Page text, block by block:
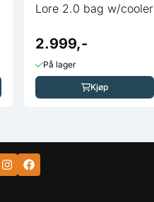
Lore 2.0 bag w/cooler
2.999,-
På lager
Kjøp